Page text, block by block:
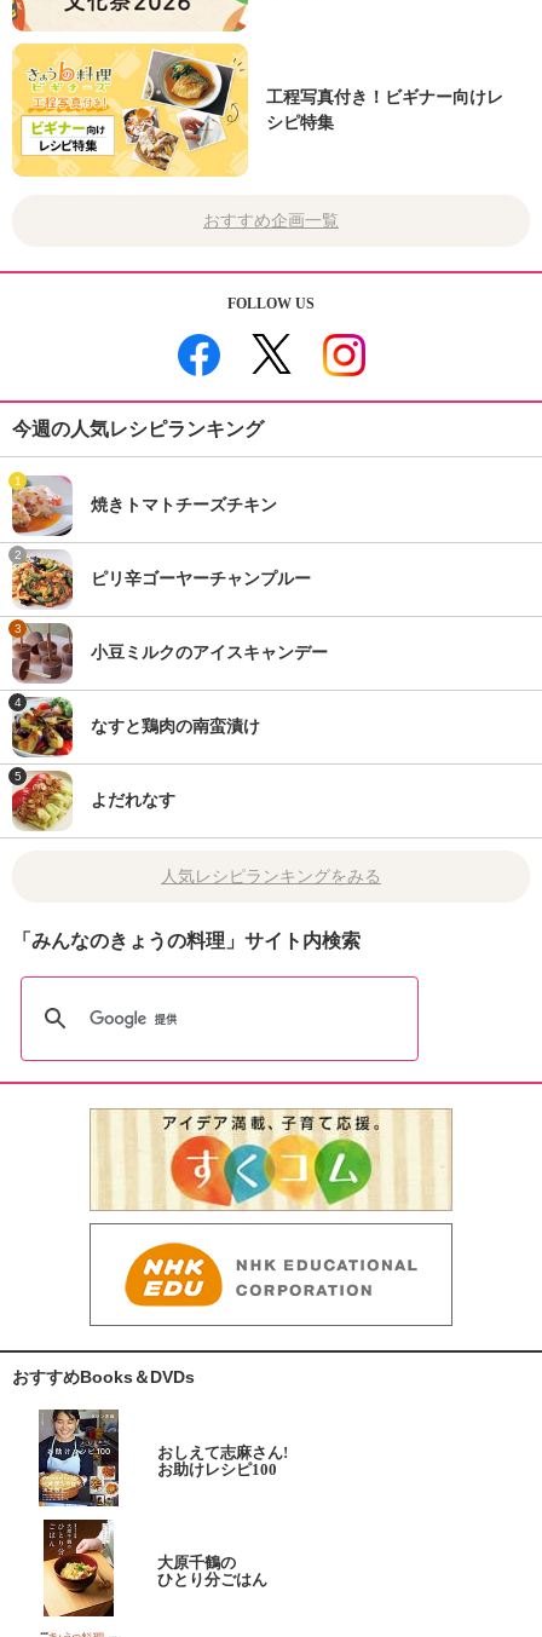
工程写真付き！ビギナー向けレ
シピ特集
おすすめ企画一覧
FOLLOW US
今週の人気レシピランキング
1
焼きトマトチーズチキン
2
ピリ辛ゴーヤーチャンプルー
3
小豆ミルクのアイスキャンデー
4
なすと鶏肉の南蛮漬け
5
よだれなす
人気レシピランキングをみる
「みんなのきょうの料理」サイト内検索
おすすめBooks＆DVDs
おしえて志麻さん!
お助けレシピ100
大原千鶴の
ひとり分ごはん